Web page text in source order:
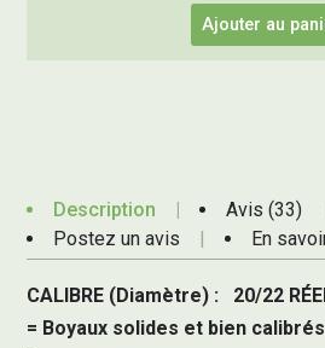
Ajouter au
Description
Avis (33)
Postez un avis
En
CALIBRE (Diamètre) : 20/22
= Boyaux solides et bien